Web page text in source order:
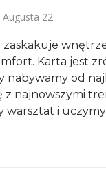
22
zaskakuje
Karta jest
nabywamy od
z najnowszymi
warsztat i uczymy